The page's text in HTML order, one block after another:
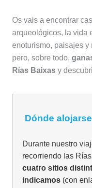
Os vais a encontrar
arqueológicos, la vida
enoturismo, paisajes y
pero, sobre todo,
Rías Baixasy
Dónde
Durante nuestro
recorriendo las
cuatro sitios
indicamos(con